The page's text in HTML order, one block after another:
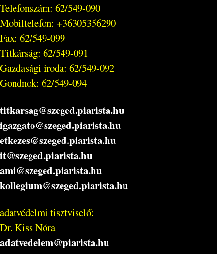
Telefonszám: 62/549-090
Mobiltelefon: +36305356290
Fax: 62/549-099
Titkárság: 62/549-091
Gazdasági iroda: 62/549-092
Gondnok: 62/549-094
titkarsag@szeged.piarista.hu
igazgato@szeged.piarista.hu
etkezes@szeged.piarista.hu
it@szeged.piarista.hu
ami@szeged.piarista.hu
kollegium@szeged.piarista.hu
adatvédelmi tisztviselő:
Dr. Kiss Nóra
adatvedelem@piarista.hu